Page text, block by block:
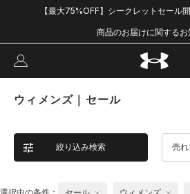
【最大75%OFF】シークレットセール
商品のお届けに関するお
ウィメンズ｜セール
絞り込み検索 売